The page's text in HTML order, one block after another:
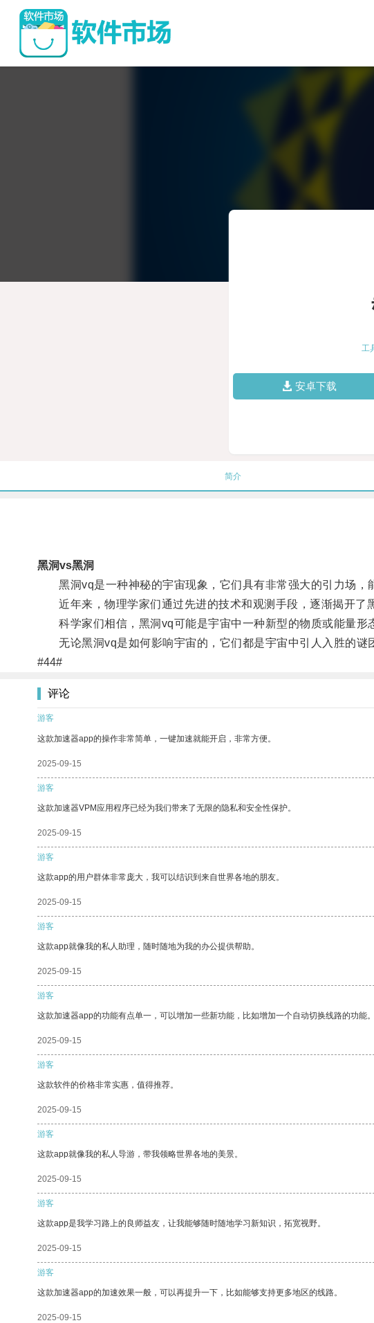
工
安卓下载
简介
黑洞vs黑洞
黑洞vq是一种神秘的宇宙现象，它们具有非常强大的引力场，
近年来，物理学家们通过先进的技术和观测手段，逐渐揭开了
科学家们相信，黑洞vq可能是宇宙中一种新型的物质或能量形
无论黑洞vq是如何影响宇宙的，它们都是宇宙中引人入胜的谜
#44#
评论
游客
这款加速器app的操作非常简单，一键加速就能开启，非常方便。
2025-09-15
游客
这款加速器VPM应用程序已经为我们带来了无限的隐私和安全性保护。
2025-09-15
游客
这款app的用户群体非常庞大，我可以结识到来自世界各地的朋友。
2025-09-15
游客
这款app就像我的私人助理，随时随地为我的办公提供帮助。
2025-09-15
游客
这款加速器app的功能有点单一，可以增加一些新功能，比如增加一个自动切换线路的功能。
2025-09-15
游客
这款软件的价格非常实惠，值得推荐。
2025-09-15
游客
这款app就像我的私人导游，带我领略世界各地的美景。
2025-09-15
游客
这款app是我学习路上的良师益友，让我能够随时随地学习新知识，拓宽视野。
2025-09-15
游客
这款加速器app的加速效果一般，可以再提升一下，比如能够支持更多地区的线路。
2025-09-15